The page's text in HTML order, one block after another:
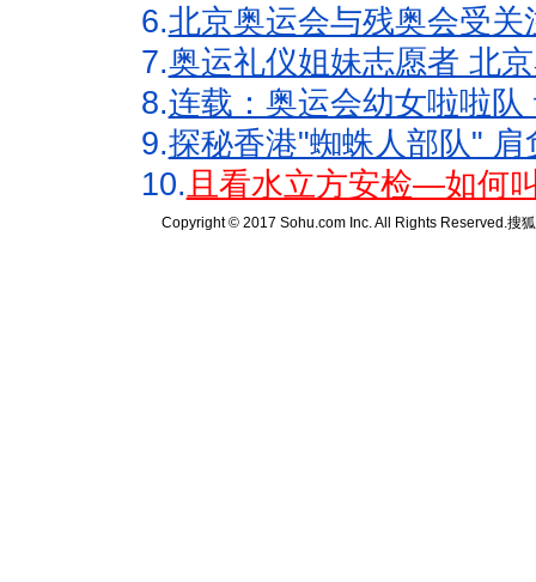
6.北京奥运会与残奥会受
7.奥运礼仪姐妹志愿者 北
8.连载：奥运会幼女啦啦
9.探秘香港"蜘蛛人部队"
10.且看水立方安检—如何
Copyright © 2017 Sohu.com Inc. All Rights Reserved.搜